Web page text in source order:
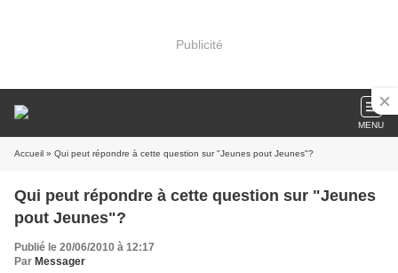
Publicité
MENU
Accueil » Qui peut répondre à cette question sur "Jeunes pout Jeunes"?
Qui peut répondre à cette question sur "Jeunes
pout Jeunes"?
Publié le 20/06/2010 à 12:17
Par Messager